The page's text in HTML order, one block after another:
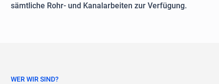
sämtliche Rohr- und Kanalarbeiten zur Verfügung.
WER WIR SIND?